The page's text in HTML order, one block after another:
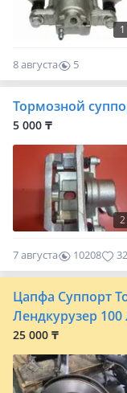
1
8 августа
5
0
Тормозной
5 000 ₸
2
7 августа 10208
Цапфа Суппорт
Лендкурузер 100
25 000 ₸